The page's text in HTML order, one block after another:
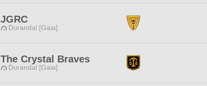
JGRC
Durandal [Gaia]
The Crystal Braves
Durandal [Gaia]